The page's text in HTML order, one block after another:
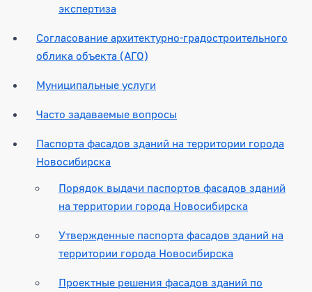
экспертиза
Согласование архитектурно-градостроительного
облика объекта (АГО)
Муниципальные услуги
Часто задаваемые вопросы
Паспорта фасадов зданий на территории города
Новосибирска
Порядок выдачи паспортов фасадов зданий
на территории города Новосибирска
Утвержденные паспорта фасадов зданий на
территории города Новосибирска
Проектные решения фасадов зданий по